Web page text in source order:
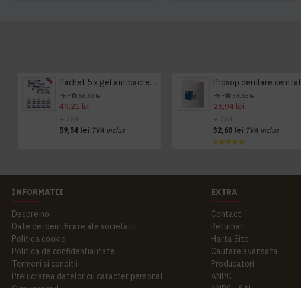
Pachet 5 x gel antibacterian 50ml si 3 x Servetele antibacteriene 48 buc Hygienium
PRP 66,43 lei
49,21 lei
+ TVA
59,54 lei TVA inclus
PRP 34,65 lei
26,94 lei
+ TVA
32,60 lei TVA inclus
INFORMATII
Despre noi
Date de identificare ale societatii
Politica cookie
Politica de confidentialitate
Termeni si conditii
Prelucrarea datelor cu caracter personal
EXTRA
Contact
Returnari
Harta Site
Cautare avansata
Producatori
ANPC